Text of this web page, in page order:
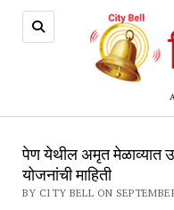
पेण येथील अमृत मेळाव्यात
योजनांची माहिती
BY CITY BELL ON